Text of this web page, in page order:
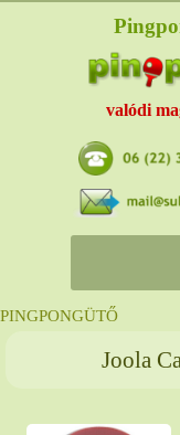
valódi
PINGPONGÜTŐ
Joola